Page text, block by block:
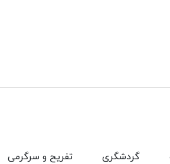
تفریح و سرگرمی گردشگری